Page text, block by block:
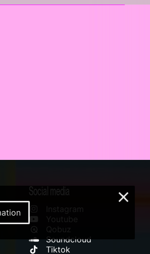
Social media
Instagram
Youtube
Qobuz
Soundcloud
Tiktok
×